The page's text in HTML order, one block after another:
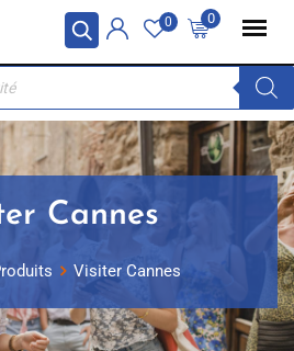
0
0
Cannes
Visiter Cannes